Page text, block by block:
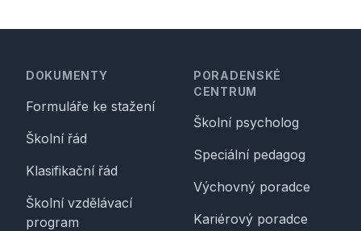
DOKUMENTY
Formuláře ke stažení
Školní řád
Klasifikační řád
Školní vzdělávací
program
PORADENSKÉ
CENTRUM
Školní psycholog
Speciální pedagog
Výchovný poradce
Kariérový poradce